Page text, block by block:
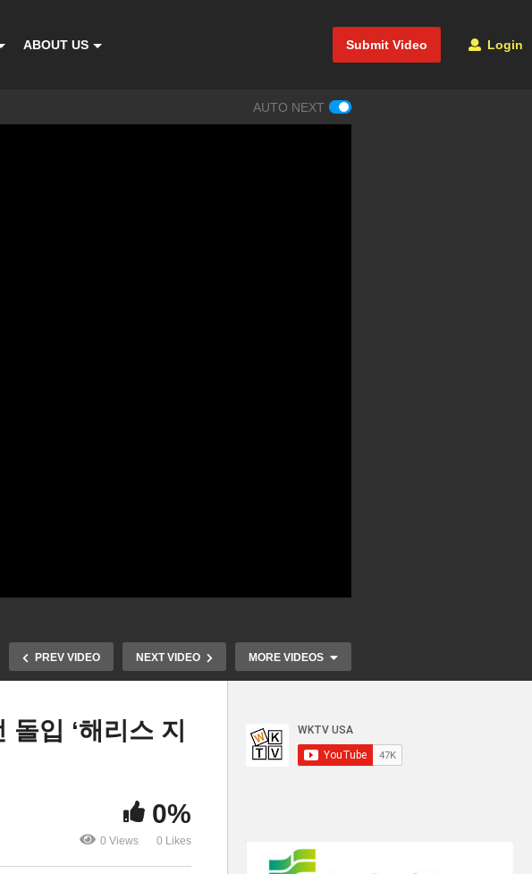
Submit Video Login
ABOUT US
AUTO NEXT
PREV VIDEO NEXT VIDEO MORE VIDEOS
입 ‘해리스 지
0%
0 Views 0 Likes